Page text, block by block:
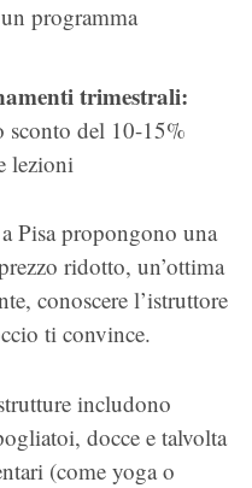
programma
trimestrali:
sconto del 10-15%
lezioni
Pisa propongono una
ridotto, un’ottima
conoscere l’istruttore
ti convince.
includono
docce e talvolta
(come yoga o